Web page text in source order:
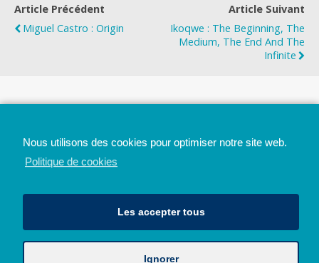
Article Précédent
Miguel Castro : Origin
Article Suivant
Ikoqwe : The Beginning, The
Medium, The End And The
Infinite
Nous utilisons des cookies pour optimiser notre site web.
Politique de cookies
Les accepter tous
Ignorer